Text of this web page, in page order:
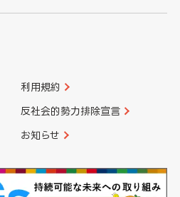
利用規約
反社会的勢力排除宣言
お知らせ